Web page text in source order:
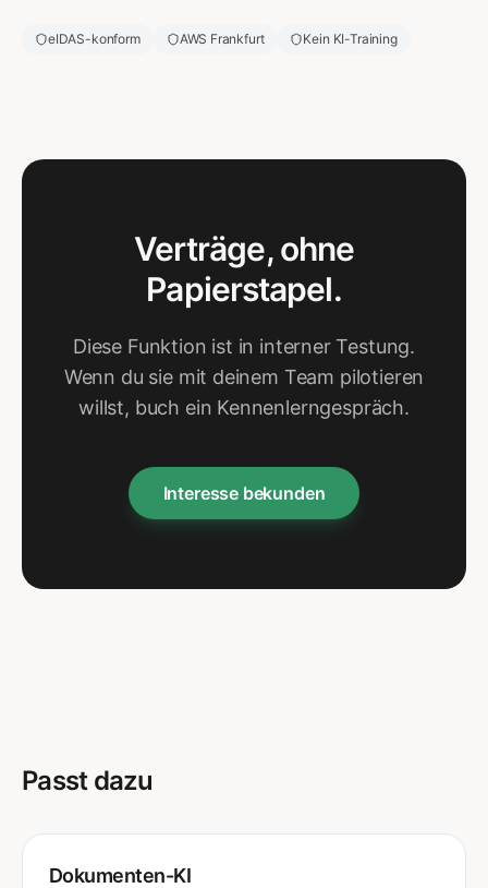
eIDAS-konform AWS Frankfurt Kein KI-Training
Verträge, ohne
Papierstapel.
Diese Funktion ist in interner Testung.
Wenn du sie mit deinem Team pilotieren
willst, buch ein Kennenlerngespräch.
Interesse bekunden
Passt dazu
Dokumenten-KI